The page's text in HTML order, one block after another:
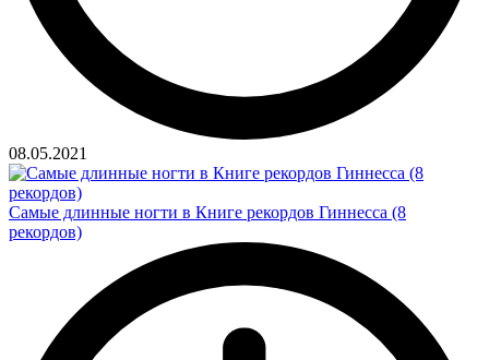
08.05.2021
Самые длинные ногти в Книге рекордов Гиннесса (8
рекордов)